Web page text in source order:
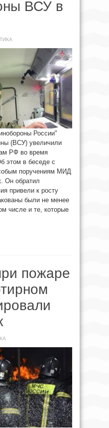
ВСУ в
России"
(ВСУ) увеличили
РФ во время
этом в беседе с
поручениям МИД
Он обратил
привели к росту
были не менее
числе и те, которые
пожаре